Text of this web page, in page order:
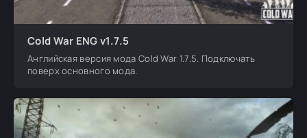
Cold War ENG v1.7.5
Английская версия мода Cold War 1.7.5. Подключать
поверх основного мода.